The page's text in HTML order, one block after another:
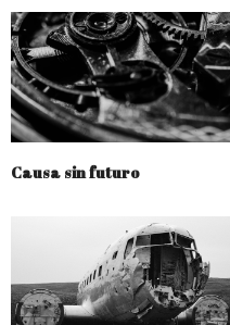
Causa sin futuro